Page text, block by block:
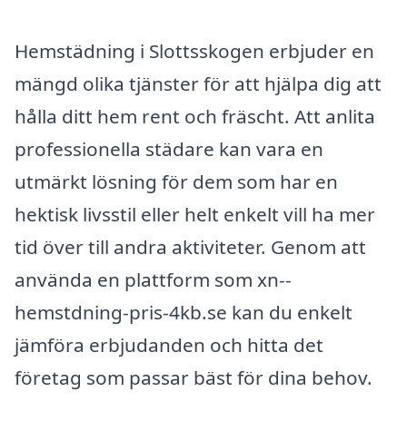
Hemstädning i Slottsskogen erbjuder en
mängd olika tjänster för att hjälpa dig att
hålla ditt hem rent och fräscht. Att anlita
professionella städare kan vara en
utmärkt lösning för dem som har en
hektisk livsstil eller helt enkelt vill ha mer
tid över till andra aktiviteter. Genom att
använda en plattform som xn--
hemstdning-pris-4kb.se kan du enkelt
jämföra erbjudanden och hitta det
företag som passar bäst för dina behov.